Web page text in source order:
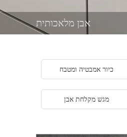
אבן מלאכותית
כיור אמבטיה ומטבח
מגש מקלחת אבן